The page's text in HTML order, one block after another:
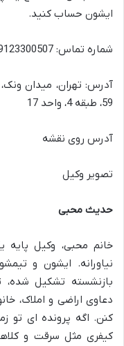
ایشون حساب کنید.
شماره تماس: 09123300507 – 09909390217
آدرس: تهران، میدان ونک،
59، طبقه 4، واحد 17
آدرس روی نقشه
تصویر وکیل
حدیث محبی
خانم محبی، وکیل پایه
نیاورانه. ایشون و
بازنشسته تشکیل
دعاوی اراضی و املاک،
کنن. اگه پرونده ای تو
کیفری مثل سرقت و